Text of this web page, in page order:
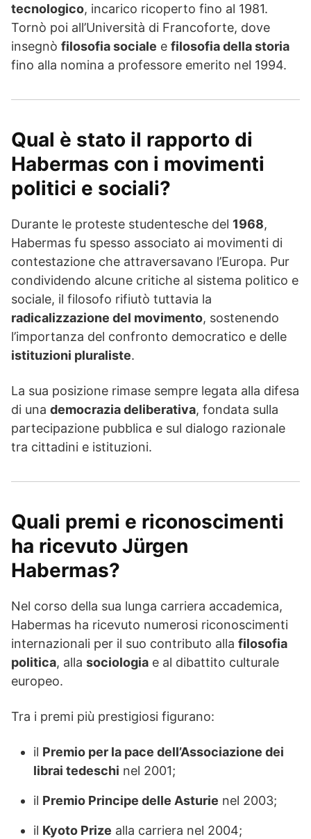
tecnologico, incarico ricoperto fino al 1981.
Tornò poi all’Università di Francoforte, dove
insegnò filosofia sociale e filosofia della storia
fino alla nomina a professore emerito nel 1994.
Qual è stato il rapporto di
Habermas con i movimenti
politici e sociali?
Durante le proteste studentesche del 1968,
Habermas fu spesso associato ai movimenti di
contestazione che attraversavano l’Europa. Pur
condividendo alcune critiche al sistema politico e
sociale, il filosofo rifiutò tuttavia la
radicalizzazione del movimento, sostenendo
l’importanza del confronto democratico e delle
istituzioni pluraliste.
La sua posizione rimase sempre legata alla difesa
di una democrazia deliberativa, fondata sulla
partecipazione pubblica e sul dialogo razionale
tra cittadini e istituzioni.
Quali premi e riconoscimenti
ha ricevuto Jürgen
Habermas?
Nel corso della sua lunga carriera accademica,
Habermas ha ricevuto numerosi riconoscimenti
internazionali per il suo contributo alla filosofia
politica, alla sociologia e al dibattito culturale
europeo.
Tra i premi più prestigiosi figurano:
il Premio per la pace dell’Associazione dei
librai tedeschi nel 2001;
il Premio Principe delle Asturie nel 2003;
il Kyoto Prize alla carriera nel 2004;